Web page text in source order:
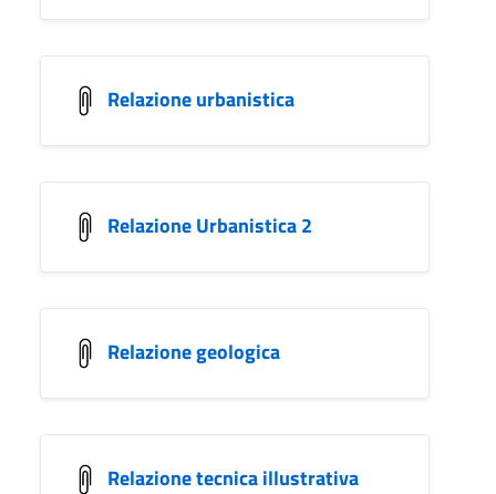
Relazione urbanistica
Relazione Urbanistica 2
Relazione geologica
Relazione tecnica illustrativa